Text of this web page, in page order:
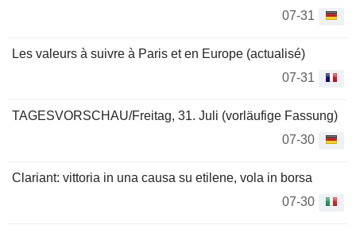
07-31
Les valeurs à suivre à Paris et en Europe (actualisé)
07-31
TAGESVORSCHAU/Freitag, 31. Juli (vorläufige Fassung)
07-30
Clariant: vittoria in una causa su etilene, vola in borsa
07-30